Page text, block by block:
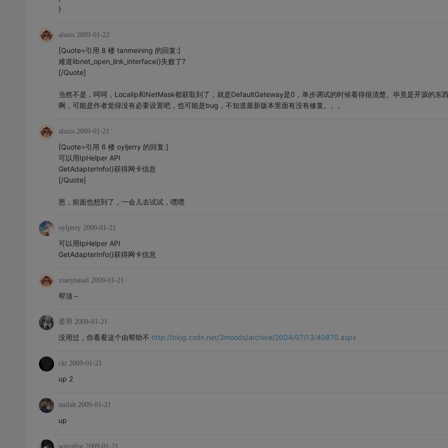
}
alaxis 2009-01-22
[Quote=引用 8 楼 tanmeining 的回复:]
难道libnet_open_link_interface()失败了?
[/Quote]
当然不是，呵呵，LocalIp和NetMask都获取到了，就是DefaultGateway是0，单步调试的时候看得很清楚。毕竟是开源的东
啊，可能是作者觉得没有必要设置吧，也可能是bug，不知道最新版本里面有没有修复。。。
alaxis 2009-01-21
[Quote=引用 6 楼 oyljerry 的回复:]
可以用IpHelper API
GetAdapterInfo()获得网卡信息
[/Quote]
恩，前面也想到了，一会儿去试试，嘿嘿
oyljerry 2009-01-21
可以用IpHelper API
GetAdapterInfo()获得网卡信息
xiaoyisnail 2009-01-21
帮顶～
星羽 2009-01-21
没用过，你看看这个由帮助不 http://blog.csdn.net/3moods/archive/2004/07/13/40870.aspx
ckt 2009-01-21
up 2
nullah 2009-01-21
up
waizqfor 2009-01-21